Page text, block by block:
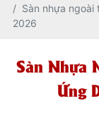
Sàn nhựa ngoài
2026
Sàn Nhựa
Ứng